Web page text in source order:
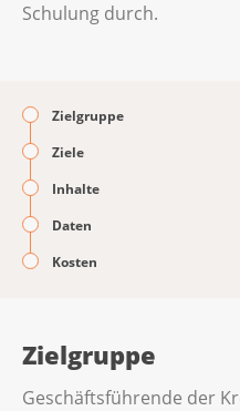
Schulung durch.
Zielgruppe
Ziele
Inhalte
Daten
Kosten
Zielgruppe
Geschäftsführende der